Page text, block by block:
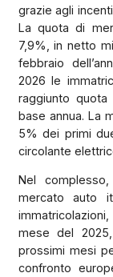
grazie agli
La quota di
7,9%, in netto
febbraio
2026 le
raggiunto
base annua. La
5% dei primi
circolante
Nel
mercato auto
mese del
prossimi mesi
confronto